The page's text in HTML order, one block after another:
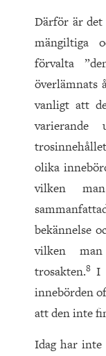
Därför är
mängiltiga
förvalta
överlämnats
vanligt att
olika
vilken
bekännelse
vilken
trosakten.8 I
innebörden
att den inte
Idag har inte